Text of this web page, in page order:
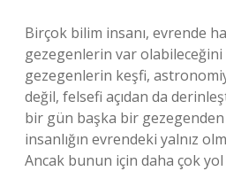
Birçok bilim insanı, evrende
gezegenlerin var
gezegenlerin keşfi,
değil, felsefi açıdan da
bir gün başka bir
insanlığın evrendeki yalnız
Ancak bunun için daha çok